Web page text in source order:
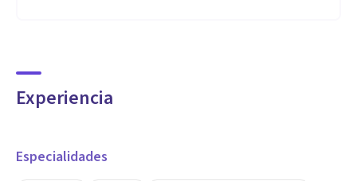
Experiencia
Especialidades